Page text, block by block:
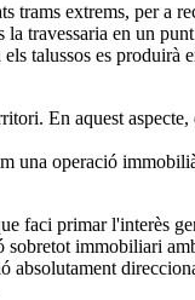
extrems, per a
travessaria en un
talussos es produirà
En aquest aspecte,
una operació
faci primar l'interès
immobiliari